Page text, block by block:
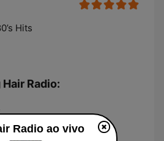
Hits
Radio:
Radio ao vivo